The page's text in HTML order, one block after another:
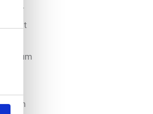
sehr
lässt
zum
dem